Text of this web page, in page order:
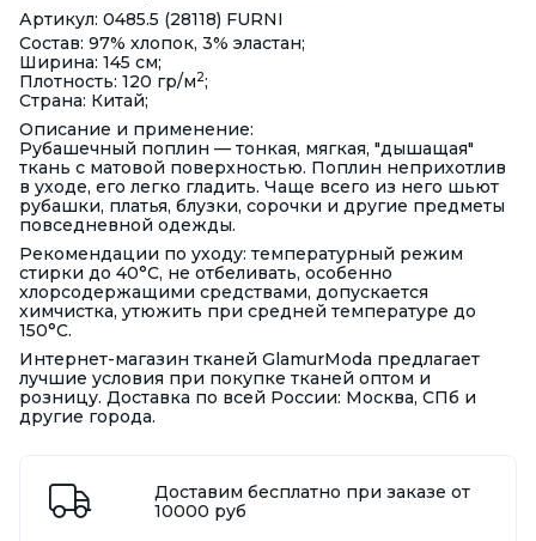
Артикул: 0485.5 (28118) FURNI
Состав: 97% хлопок, 3% эластан;
Ширина: 145 см;
Плотность: 120 гр/м2;
Страна: Китай;
Описание и применение:
Рубашечный поплин — тонкая, мягкая, "дышащая"
ткань с матовой поверхностью. Поплин неприхотлив
в уходе, его легко гладить. Чаще всего из него шьют
рубашки, платья, блузки, сорочки и другие предметы
повседневной одежды.
Рекомендации по уходу: температурный режим
стирки до 40°С, не отбеливать, особенно
хлорсодержащими средствами, допускается
химчистка, утюжить при средней температуре до
150°С.
Интернет-магазин тканей GlamurModa предлагает
лучшие условия при покупке тканей оптом и
розницу. Доставка по всей России: Москва, СПб и
другие города.
Доставим бесплатно при заказе от
10000 руб